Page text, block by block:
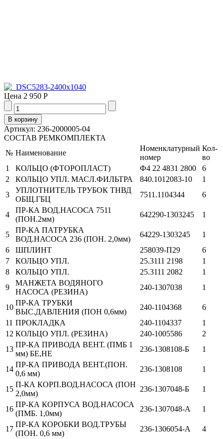
Цена 2 950 Р
Артикул: 236-2000005-04
СОСТАВ РЕМКОМПЛЕКТА
№ Наименование
Номенклатурный
номер
Кол-
во
1
КОЛЬЦО (ФТОРОПЛАСТ) Ф4 22 4831 2800
6
2
КОЛЬЦО УПЛ. МАСЛ.ФИЛЬТРА 840.1012083-10
1
3
УПЛОТНИТЕЛЬ ТРУБОК ТНВД
ОБЩ.ГБЦ
7511.1104344 6
4
ПР-КА ВОД.НАСОСА 7511
(ПОН.2мм)
642290-1303245 1
5
ПР-КА ПАТРУБКА
ВОД.НАСОСА 236 (ПОН. 2,0мм)
64229-1303245
1
6
ШПЛИНТ 258039-П29
6
7
КОЛЬЦО УПЛ. 25.3111 2198
1
8
КОЛЬЦО УПЛ. 25.3111 2082
1
9
МАНЖЕТА ВОДЯНОГО
НАСОСА (РЕЗИНА)
240-1307038 1
10
ПР-КА ТРУБКИ
ВЫС.ДАВЛЕНИЯ (ПОН 0,6мм)
240-1104368
6
11 ПРОКЛАДКА 240-1104337
1
12 КОЛЬЦО УПЛ. (РЕЗИНА) 240-1005586
2
13
ПР-КА ПРИВОДА ВЕНТ. (ПМБ 1
мм) БЕ,НЕ
236-1308108-Б 1
14
ПР-КА ПРИВОДА ВЕНТ.(ПОН.
0,6 мм)
236-1308108 1
15
П-КА КОРП.ВОД.НАСОСА (ПОН
2,0мм)
236-1307048-Б 1
16
ПР-КА КОРПУСА ВОД.НАСОСА
(ПМБ. 1,0мм)
236-1307048-А 1
17
ПР-КА КОРОБКИ ВОД.ТРУБЫ
(ПОН. 0,6 мм)
236-1306054-А 4